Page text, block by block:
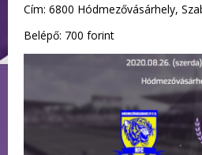
Cím: 6800 Hódmezővásárhely,
Belépő: 700 forint